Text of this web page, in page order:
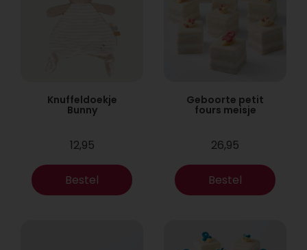
Knuffeldoekje
Bunny
12,95
Bestel
Geboorte petit
fours meisje
26,95
Bestel